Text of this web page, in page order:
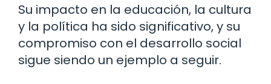
Su impacto en la educación, la cultura
y la política ha sido significativo, y su
compromiso con el desarrollo social
sigue siendo un ejemplo a seguir.